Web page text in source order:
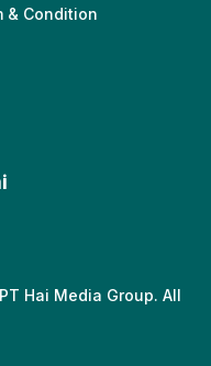
& Condition
Hai Media Group. All